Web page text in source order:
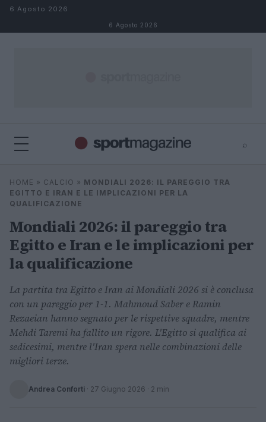
Salta al contenuto
6 Agosto 2026
6 Agosto 2026
⌕
Cerca
HOME » CALCIO » MONDIALI 2026: IL PAREGGIO TRA
EGITTO E IRAN E LE IMPLICAZIONI PER LA
QUALIFICAZIONE
Mondiali 2026: il pareggio tra
Egitto e Iran e le implicazioni per
la qualificazione
La partita tra Egitto e Iran ai Mondiali 2026 si è conclusa
con un pareggio per 1-1. Mahmoud Saber e Ramin
Rezaeian hanno segnato per le rispettive squadre, mentre
Mehdi Taremi ha fallito un rigore. L'Egitto si qualifica ai
sedicesimi, mentre l'Iran spera nelle combinazioni delle
migliori terze.
Andrea Conforti · 27 Giugno 2026 · 2 min